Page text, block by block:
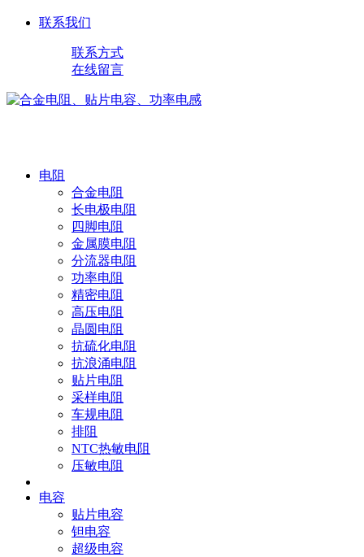
联系我们
联系方式
在线留言
电阻
合金电阻
长电极电阻
四脚电阻
金属膜电阻
分流器电阻
功率电阻
精密电阻
高压电阻
晶圆电阻
抗硫化电阻
抗浪涌电阻
贴片电阻
采样电阻
车规电阻
排阻
NTC热敏电阻
压敏电阻
电容
贴片电容
钽电容
超级电容